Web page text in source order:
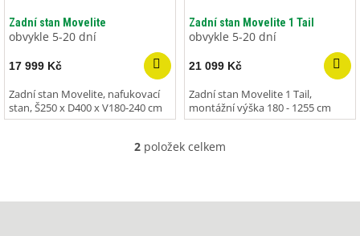
d
u
t
ů
Zadní stan Movelite
obvykle 5-20 dní
17 999 Kč
Zadní stan Movelite, nafukovací
stan, Š250 x D400 x V180-240 cm
Zadní stan Movelite 1 Tail
obvykle 5-20 dní
21 099 Kč
Zadní stan Movelite 1 Tail,
montážní výška 180 - 1255 cm
O
á
2 položek celkem